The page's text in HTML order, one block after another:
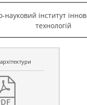
інститут
технологій